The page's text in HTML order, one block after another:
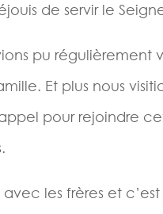
de servir le
pu régulièrement
Et plus nous
pour rejoindre
les frères et